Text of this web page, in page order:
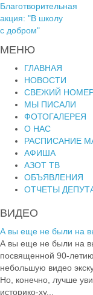
Благотворительная
акция: "В школу
с добром"
МЕНЮ
ГЛАВНАЯ
НОВОСТИ
СВЕЖИЙ
МЫ ПИСАЛИ
ФОТОГАЛЕРЕЯ
О НАС
РАСПИСАНИЕ
АФИША
АЗОТ ТВ
ОБЪЯВЛЕНИЯ
ОТЧЕТЫ
ВИДЕО
А вы еще не были на
А вы еще не были на
посвященной 90-
небольшую видео
Но, конечно, лучше
историко-ху...